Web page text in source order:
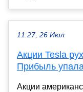
11:27, 26 Июл
Акции Tesla
Прибыль
Акции